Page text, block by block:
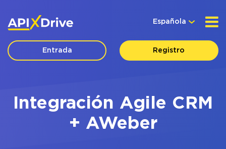
Española
Entrada Registro
Integración Agile CRM
+ AWeber